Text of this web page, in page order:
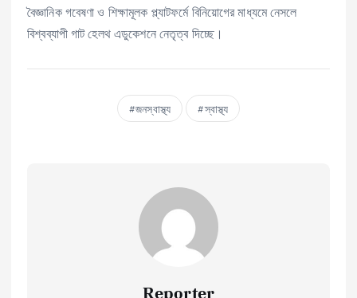
বৈজ্ঞানিক গবেষণা ও শিক্ষামূলক প্ল্যাটফর্মে বিনিয়োগের মাধ্যমে নেসলে
বিশ্বব্যাপী গাট হেলথ এডুকেশনে নেতৃত্ব দিচ্ছে।
জনস্বাস্থ্য স্বাস্থ্য
Reporter